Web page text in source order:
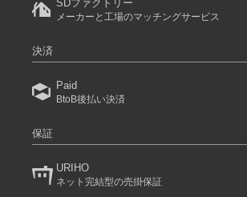
SDファクトリー
メーカーと工場のマッチングサービス
決済
Paid
BtoB後払い決済
保証
URIHO
ネット完結型の売掛保証